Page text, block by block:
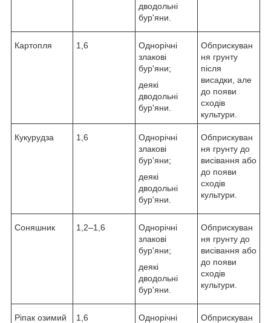
дводольні
бур'яни.
Картопля 1,6
Однорічні
злакові
бур'яни;
деякі
дводольні
бур'яни.
Обприскуван
ня грунту
після
висадки, але
до появи
сходів
культури.
Кукурудза 1,6
Однорічні
злакові
бур'яни;
деякі
дводольні
бур'яни.
Обприскуван
ня грунту до
висівання або
до появи
сходів
культури.
Соняшник 1,2–1,6
Однорічні
злакові
бур'яни;
деякі
дводольні
бур'яни.
Обприскуван
ня грунту до
висівання або
до появи
сходів
культури.
Ріпак озимий 1,6
Однорічні
Обприскуван